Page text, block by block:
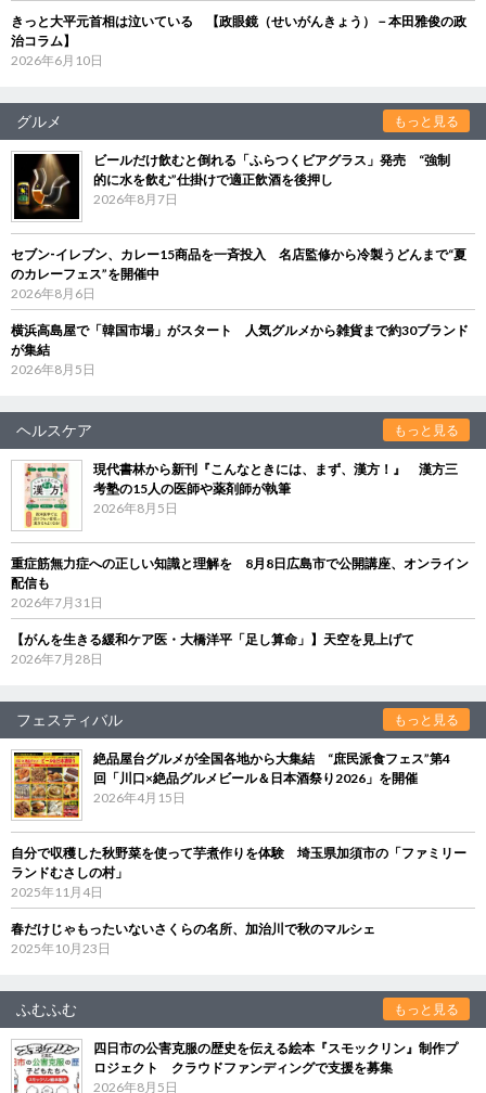
きっと大平元首相は泣いている 【政眼鏡（せいがんきょう）－本田雅俊の政
治コラム】
2026年6月10日
グルメ もっと見る
ビールだけ飲むと倒れる「ふらつくビアグラス」発売 “強制
的に水を飲む”仕掛けで適正飲酒を後押し
2026年8月7日
セブン‐イレブン、カレー15商品を一斉投入 名店監修から冷製うどんまで“夏
のカレーフェス”を開催中
2026年8月6日
横浜高島屋で「韓国市場」がスタート 人気グルメから雑貨まで約30ブランド
が集結
2026年8月5日
ヘルスケア もっと見る
現代書林から新刊『こんなときには、まず、漢方！』 漢方三
考塾の15人の医師や薬剤師が執筆
2026年8月5日
重症筋無力症への正しい知識と理解を 8月8日広島市で公開講座、オンライン
配信も
2026年7月31日
【がんを生きる緩和ケア医・大橋洋平「足し算命」】天空を見上げて
2026年7月28日
フェスティバル もっと見る
絶品屋台グルメが全国各地から大集結 “庶民派食フェス”第4
回「川口×絶品グルメビール＆日本酒祭り2026」を開催
2026年4月15日
自分で収穫した秋野菜を使って芋煮作りを体験 埼玉県加須市の「ファミリー
ランドむさしの村」
2025年11月4日
春だけじゃもったいないさくらの名所、加治川で秋のマルシェ
2025年10月23日
ふむふむ もっと見る
四日市の公害克服の歴史を伝える絵本『スモックリン』制作プ
ロジェクト クラウドファンディングで支援を募集
2026年8月5日